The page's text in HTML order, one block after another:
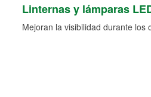
Linternas y lámparas
Mejoran la visibilidad durante los